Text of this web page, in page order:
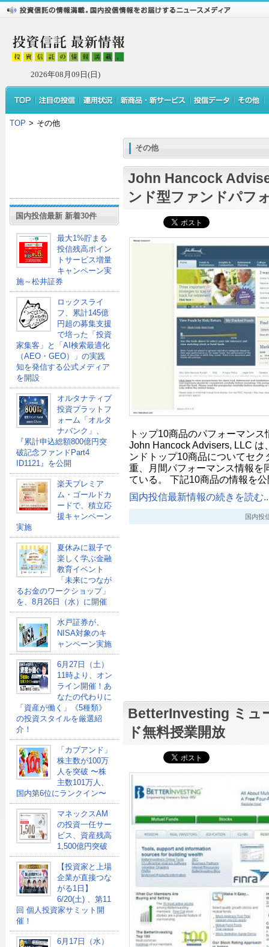
2026年08月09日(日)
TOP > その他
国内投信最新 新着30件
最大1%貯まる
投信残高ポイン
トサービス増量
キャンペーン実
施～松井証券
ロックスライ
フ、累計145億
円超の募集支援
で培った「投資
家集客」と「AI検索最適化
（AEO・GEO）」の実践
知を発信する公式メディア
を開設
オルタナティブ
投資プラットフ
ォーム「オルタ
ナバンク」、
『累計申込総額800億円突
破記念ファンドPart4
ID1121』を公開
楽天プレミア
ム・ゴールドカ
ードで、積立応
援キャンペーン
実施
夏休みに親子で
楽しく学ぶ金融
教育イベント
「未来につなが
るお金のワークショップ」
を、8月26日（水）に開催
水戸証券が、
NISA対象のキ
ャンペーン実施
6月27日（土）
11時より、オン
ライン開催！あ
なたの代わりに
「資産が働く」《5種類》
の投資スタイルを厳選紹
介！
「カブアンド」
株主数が100万
人を突破 〜株
主数101万人、
国内第6位にランクイン〜
マネックスAM
の投資一任サー
ビス、資産残高
1,500億円突破
【投資家と上場
企業が直接つな
がる1日】
6/20(土) 、第11
回 個人投資家サミット開
催！
6月17日（水）
その他
John Hancock
ンド型ファンドパフ
トップ10商品のパフォーマン
John Hancock Advisers, LLC は
ンドトップ10商品についてセ
重、月間パフォーマンス情報を
ている。 下記10商品の情報を
国内投信最新情報の続きを読む
国内投
BetterInvesting ミュ
ド無料授業開放